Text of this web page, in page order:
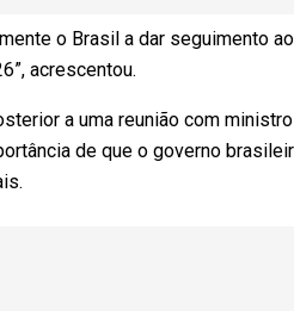
o Brasil a dar seguimento
acrescentou.
a uma reunião com
de que o governo